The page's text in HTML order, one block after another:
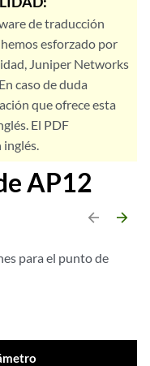
de traducción
esforzado por
Juniper Networks
caso de duda
que ofrece esta
El PDF
inglés.
AP12
arrow_backward arrow_forward
para el punto de